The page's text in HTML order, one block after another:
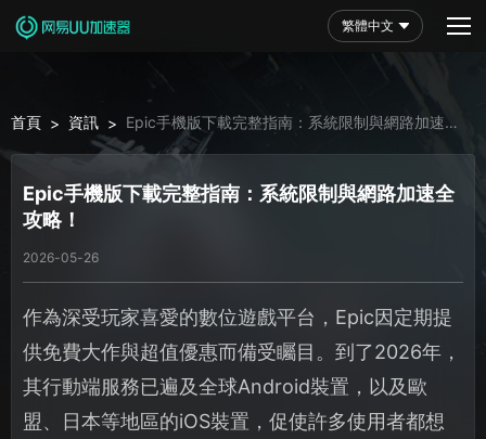
繁體中文
首頁 > 資訊 > Epic手機版下載完整指南：系統限制與網路加速全
攻略！
Epic手機版下載完整指南：系統限制與網路加速全
攻略！
2026-05-26
作為深受玩家喜愛的數位遊戲平台，Epic因定期提
供免費大作與超值優惠而備受矚目。到了2026年，
其行動端服務已遍及全球Android裝置，以及歐
盟、日本等地區的iOS裝置，促使許多使用者都想